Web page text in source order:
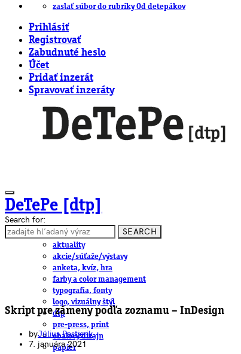
zaslať súbor do rubriky Od detepákov
Prihlásiť
Registrovať
Zabudnuté heslo
Účet
Pridať inzerát
Spravovať inzeráty
DeTePe [dtp]
ČLÁNKY
aktuality
akcie/súťaže/výstavy
anketa, kvíz, hra
farby a color management
typografia, fonty
logo, vizuálny štýl
dtp
pre-press, print
obalový dizajn
papier
Search for:
SEARCH
Skript pre zámeny podľa zoznamu – InDesign
byJúlius Pastierik
7. januára 2021